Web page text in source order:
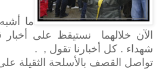
ما
الآن خلالهما نستيقظ على أخبار
شهداء . كل أخبارنا تقول , .
تواصل القصف بالأسلحة الثقيلة